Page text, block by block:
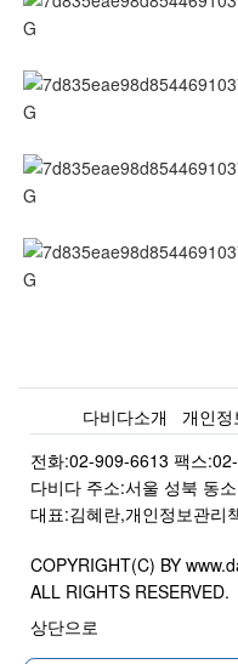
다비다소개 개인정
전화:02-909-6613 팩스
다비다 주소:서울 성북 동
대표:김혜란,개인정보관리
COPYRIGHT(C) BY
ALL RIGHTS RESERVED.
상단으로